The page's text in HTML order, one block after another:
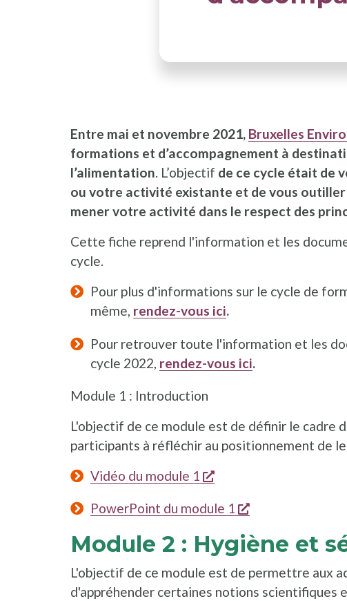
Entre mai et novembre 2021, Bruxelles
formations et d’accompagnement à
l’alimentation. L’objectif de ce cycle était de
ou votre activité existante et de vous
mener votre activité dans le respect des
Cette fiche reprend l'information et les
cycle.
Pour plus d'informations sur le cycle de
même, rendez-vous ici.
Pour retrouver toute l'information et les
cycle 2022, rendez-vous ici.
Module 1 : Introduction
L'objectif de ce module est de définir le cadre
participants à réfléchir au positionnement de
Vidéo du module 1
s'ouvre dans une
PowerPoint du module 1 s'ouvre dans
Module 2 : Hygiène et
L'objectif de ce module est de permettre aux
d'appréhender certaines notions scientifiques